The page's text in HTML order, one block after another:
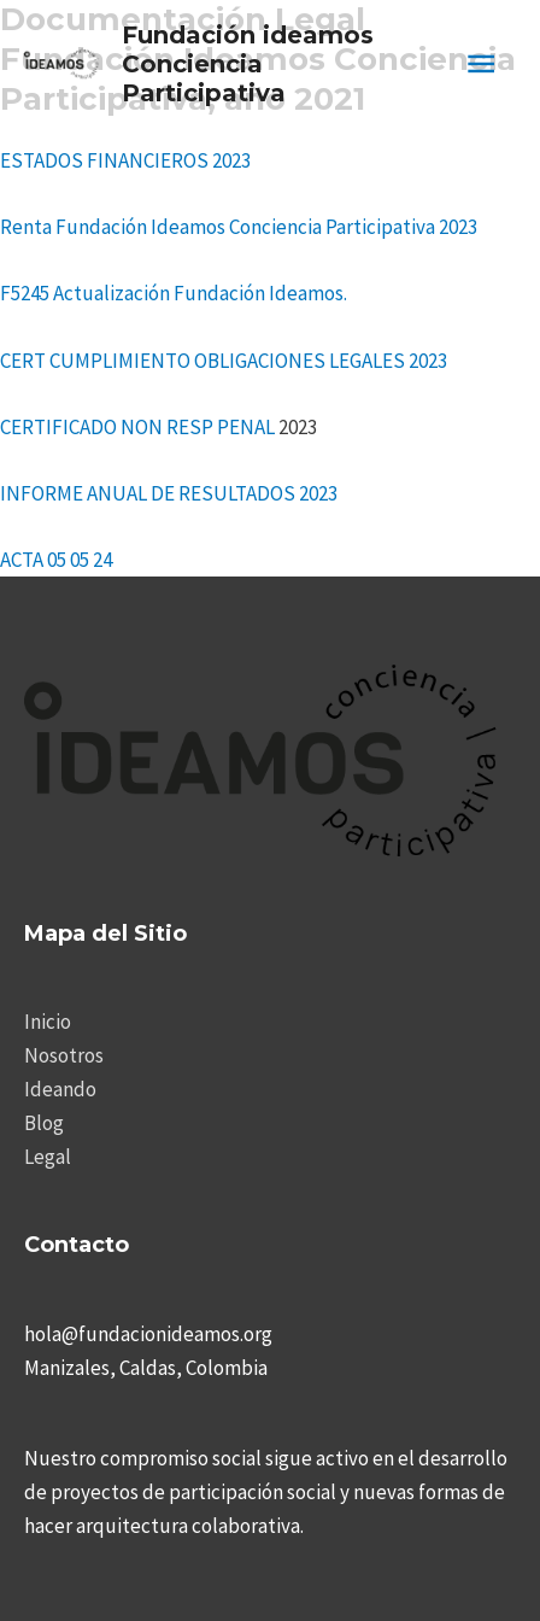
Ir
al
contenido
Fundación ideamos
Conciencia
Participativa
Documentación Legal
Fundación Ideamos Conciencia
Participativa, año 2021
ESTADOS FINANCIEROS 2023
Renta Fundación Ideamos Conciencia Participativa 2023
F5245 Actualización Fundación Ideamos.
CERT CUMPLIMIENTO OBLIGACIONES LEGALES 2023
CERTIFICADO NON RESP PENAL2023
INFORME ANUAL DE RESULTADOS 2023
ACTA 05 05 24
Mapa del Sitio
Inicio
Nosotros
Ideando
Blog
Legal
Contacto
hola@fundacionideamos.org
Manizales, Caldas, Colombia
Nuestro compromiso social sigue activo en el desarrollo
de proyectos de participación social y nuevas formas de
hacer arquitectura colaborativa.